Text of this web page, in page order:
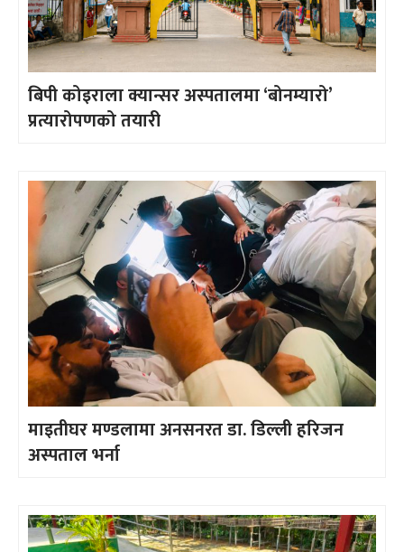
बिपी कोइराला क्यान्सर अस्पतालमा ‘बोनम्यारो’
प्रत्यारोपणको तयारी
माइतीघर मण्डलामा अनसनरत डा. डिल्ली हरिजन
अस्पताल भर्ना